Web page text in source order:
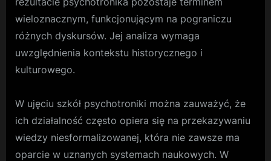
wieloznacznym, funkcjonującym na pograniczu
różnych dyskursów. Jej analiza wymaga
uwzględnienia kontekstu historycznego i
kulturowego.
W ujęciu szkół psychotroniki można zauważyć, że
ich działalność często opiera się na przekazywaniu
wiedzy niesformalizowanej, która nie zawsze ma
oparcie w uznanych systemach naukowych. W